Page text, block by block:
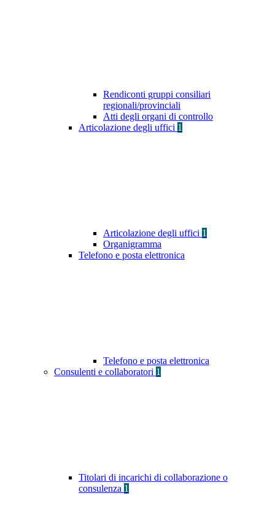
Rendiconti gruppi consiliari
regionali/provinciali
Atti degli organi di controllo
Articolazione degli uffici 1
Articolazione degli uffici 1
Organigramma
Telefono e posta elettronica
Telefono e posta elettronica
Consulenti e collaboratori 1
Titolari di incarichi di collaborazione o
consulenza 1